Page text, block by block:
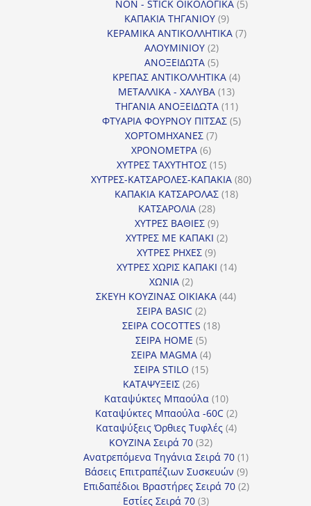
προϊόντα
NON - STICK ΟΙΚΟΛΟΓΙΚΑ 55
ΚΑΠΑΚΙΑ ΤΗΓΑΝΙΟΥ 99
προϊόντα
ΚΕΡΑΜΙΚΑ ΑΝΤΙΚΟΛΛΗΤΙΚΑ 77
ΑΛΟΥΜΙΝΙΟΥ 22
προϊόντα
ΑΝΟΞΕΙΔΩΤΑ 55
προϊόντα
ΚΡΕΠΑΣ ΑΝΤΙΚΟΛΛΗΤΙΚΑ 44
ΜΕΤΑΛΛΙΚΑ - ΧΑΛΥΒΑ 1313
προϊόντα
ΤΗΓΑΝΙΑ ΑΝΟΞΕΙΔΩΤΑ 1111
προϊόντα
ΦΤΥΑΡΙΑ ΦΟΥΡΝΟΥ ΠΙΤΣΑΣ 55
ΧΟΡΤΟΜΗΧΑΝΕΣ 77
ΧΡΟΝΟΜΕΤΡΑ 66
προϊόντα
ΧΥΤΡΕΣ ΤΑΧΥΤΗΤΟΣ 1515
προϊόντα
ΧΥΤΡΕΣ-ΚΑΤΣΑΡΟΛΕΣ-ΚΑΠΑΚΙΑ 8080
ΚΑΠΑΚΙΑ ΚΑΤΣΑΡΟΛΑΣ 1818
ΚΑΤΣΑΡΟΛΙΑ 2828
προϊόντα
ΧΥΤΡΕΣ ΒΑΘΙΕΣ 99
προϊόντα
ΧΥΤΡΕΣ ΜΕ ΚΑΠΑΚΙ 22
ΧΥΤΡΕΣ ΡΗΧΕΣ 99
προϊόντα
ΧΥΤΡΕΣ ΧΩΡΙΣ ΚΑΠΑΚΙ 1414
ΧΩΝΙΑ 22
προϊόντα
ΣΚΕΥΗ ΚΟΥΖΙΝΑΣ ΟΙΚΙΑΚΑ 4444
ΣΕΙΡΑ BASIC 22
προϊόντα
ΣΕΙΡΑ COCOTTES 1818
ΣΕΙΡΑ HOME 55
προϊόντα
ΣΕΙΡΑ MAGMA 44
προϊόντα
ΣΕΙΡΑ STILO 1515
ΚΑΤΑΨΥΞΕΙΣ 2626
προϊόντα
Καταψύκτες Μπαούλα 1010
προϊόντα
Καταψύκτες Μπαούλα -60C 22
προϊόντα
Καταψύξεις Όρθιες Τυφλές 44
ΚΟΥΖΙΝΑ Σειρά 70 3232
προϊόντα
Ανατρεπόμενα Τηγάνια Σειρά 70 11
προϊόν
Βάσεις Επιτραπέζιων Συσκευών 99
προϊόντα
Επιδαπέδιοι Βραστήρες Σειρά 70 22
Εστίες Σειρά 70 33